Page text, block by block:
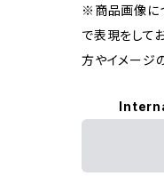
※商品画像に
で表現をして
方やイメージ